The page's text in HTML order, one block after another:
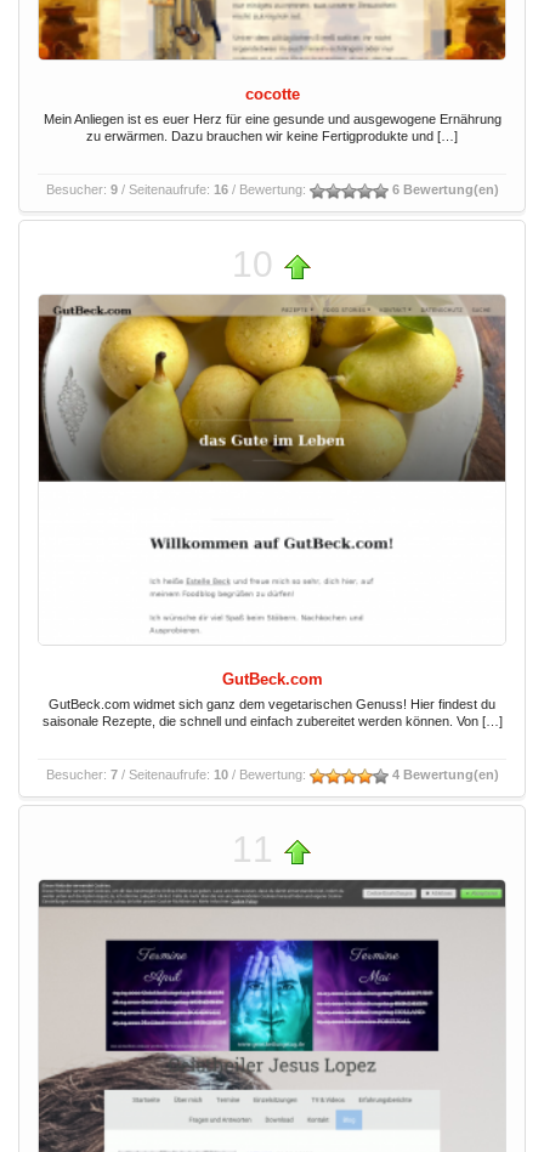
cocotte
Mein Anliegen ist es euer Herz für eine gesunde und ausgewogene Ernährung
zu erwärmen. Dazu brauchen wir keine Fertigprodukte und […]
Besucher: 9/ Seitenaufrufe: 16/ Bewertung: 6 Bewertung(en)
10
GutBeck.com
GutBeck.com widmet sich ganz dem vegetarischen Genuss! Hier findest du
saisonale Rezepte, die schnell und einfach zubereitet werden können. Von […]
Besucher: 7/ Seitenaufrufe: 10/ Bewertung: 4 Bewertung(en)
11